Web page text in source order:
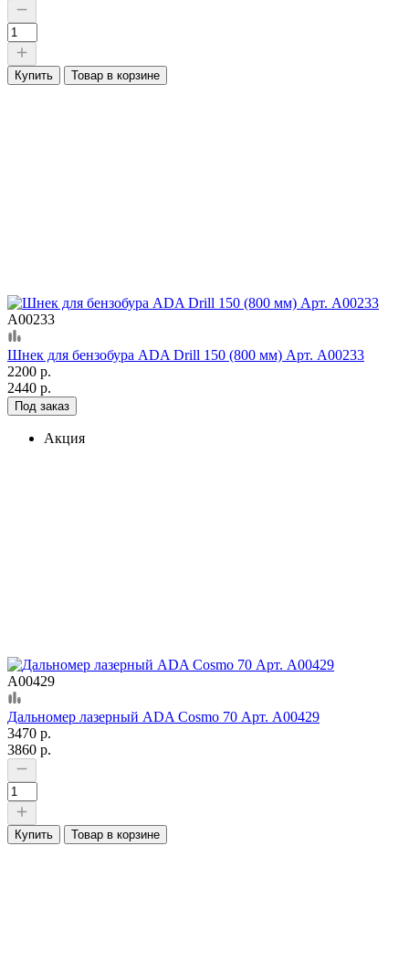
Купить Товар в корзине
А00233
Шнек для бензобура ADA Drill 150 (800 мм) Арт. А00233
2200 р.
2440 р.
Под заказ
Акция
А00429
Дальномер лазерный ADA Cosmo 70 Арт. А00429
3470 р.
3860 р.
Купить Товар в корзине